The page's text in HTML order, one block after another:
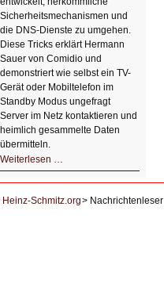
Sicherheitsmechanismen und
die DNS-Dienste zu umgehen.
Diese Tricks erklärt Hermann
Sauer von Comidio und
demonstriert wie selbst ein TV-
Gerät oder Mobiltelefon im
Standby Modus ungefragt
Server im Netz kontaktieren und
heimlich gesammelte Daten
übermitteln.
Weiterlesen …
DNS
Heinz-Schmitz.org
Nachrichtenleser